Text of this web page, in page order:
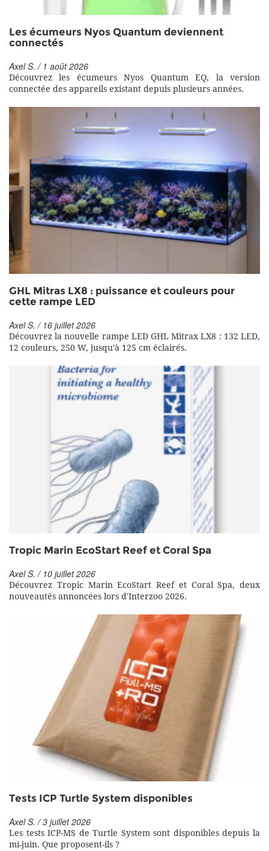
Les écumeurs Nyos Quantum deviennent
connectés
Axel S. / 1 août 2026
Découvrez les écumeurs Nyos Quantum EQ, la version
connectée des appareils existant depuis plusieurs années.
GHL Mitras LX8 : puissance et couleurs pour
cette rampe LED
Axel S. / 16 juillet 2026
Découvrez la nouvelle rampe LED GHL Mitrax LX8 : 132 LED,
12 couleurs, 250 W, jusqu'à 125 cm éclairés.
Tropic Marin EcoStart Reef et Coral Spa
Axel S. / 10 juillet 2026
Découvrez Tropic Marin EcoStart Reef et Coral Spa, deux
nouveautés annoncées lors d'Interzoo 2026.
Tests ICP Turtle System disponibles
Axel S. / 3 juillet 2026
Les tests ICP-MS de Turtle System sont disponibles depuis la
mi-juin. Que proposent-ils ?